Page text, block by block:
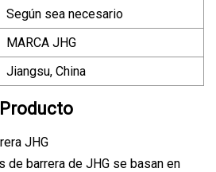
Según sea necesario
MARCA JHG
Jiangsu, China
JHG
de barrera de JHG se basan en